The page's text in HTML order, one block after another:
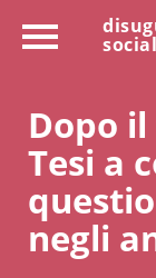
Dopo
Tesi a
negli